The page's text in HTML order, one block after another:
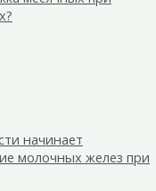
начинает
молочных желез при